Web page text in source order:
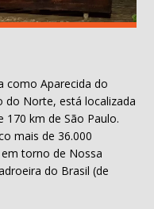
como Aparecida do
do Norte, está localizada
170 km de São Paulo.
mais de 36.000
torno de Nossa
do Brasil (de